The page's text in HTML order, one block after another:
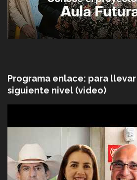
Programa enlace: para
siguiente nivel (video)